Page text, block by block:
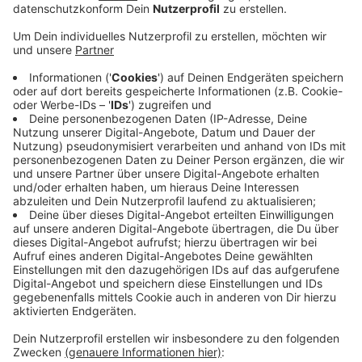
in einen Rettungswagen getragen werden.
Deswegen standen Feuerwehr- und Krankenwagen
auf der Straße. Der gesamte Einsatz dauerte eine
halbe Stunde. Autos, die in der Zeit in die Straße
fuhren, mussten warten. Die Autofahrer zeigten
dafür kein Verständnis. Sie hätten sich noch
während der Einsatz lief lautstark bei den
Rettungskräften beschwert. Die Feuerwehr erklärt
deswegen etwas, was eigentlich
selbstverständlich sein sollte: Es sei in einer
Notfallsituation nicht möglich, erst einen
vernünftigen Parkplatz zu suchen, damit der
nachfließende Verkehr weiterlaufen kann.
Veröffentlicht:Freitag, 20.09.2024 14:41
Anzeige